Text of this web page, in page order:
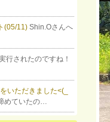
(05/11) Shin.Oさんへ
行されたのですね！
いただきました<(_
めていたの…